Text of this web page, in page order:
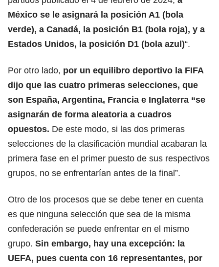
México se le asignará la posición A1 (bola
verde), a Canadá, la posición B1 (bola roja), y a
Estados Unidos, la posición D1 (bola azul)“.
Por otro lado, por un equilibro deportivo la FIFA
dijo que las cuatro primeras selecciones, que
son España, Argentina, Francia e Inglaterra “se
asignarán de forma aleatoria a cuadros
opuestos. De este modo, si las dos primeras
selecciones de la clasificación mundial acabaran la
primera fase en el primer puesto de sus respectivos
grupos, no se enfrentarían antes de la final”.
Otro de los procesos que se debe tener en cuenta
es que ninguna selección que sea de la misma
confederación se puede enfrentar en el mismo
grupo. Sin embargo, hay una excepción: la
UEFA, pues cuenta con 16 representantes, por